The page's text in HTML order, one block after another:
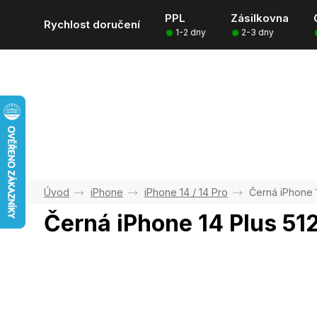
Rychlost doručení PPL Zásilkovna
1-2 dny 2-3 dny
iPhone iPhone 14 / 14 Pro Černá iPhone
Černá iPhone 14 Plus